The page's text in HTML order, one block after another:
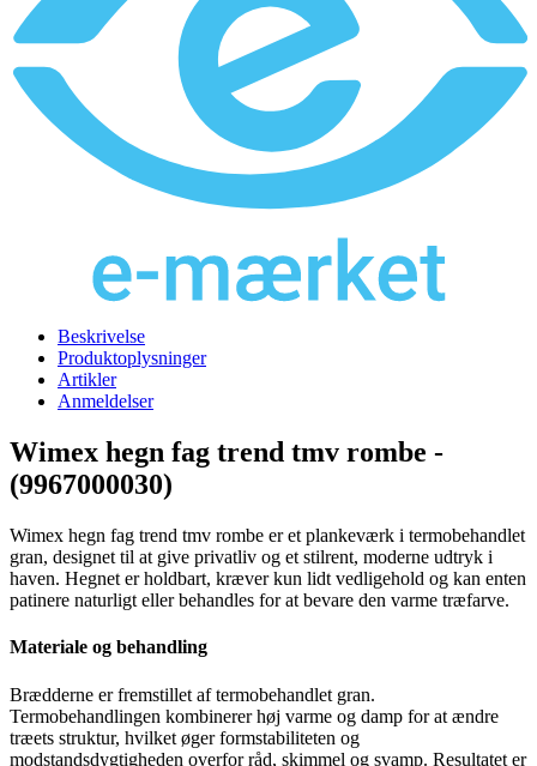
Beskrivelse
Produktoplysninger
Artikler
Anmeldelser
Wimex hegn fag trend tmv rombe -
(9967000030)
Wimex hegn fag trend tmv rombe er et plankeværk i termobehandlet
gran, designet til at give privatliv og et stilrent, moderne udtryk i
haven. Hegnet er holdbart, kræver kun lidt vedligehold og kan enten
patinere naturligt eller behandles for at bevare den varme træfarve.
Materiale og behandling
Brædderne er fremstillet af termobehandlet gran.
Termobehandlingen kombinerer høj varme og damp for at ændre
træets struktur, hvilket øger formstabiliteten og
modstandsdygtigheden overfor råd, skimmel og svamp. Resultatet er